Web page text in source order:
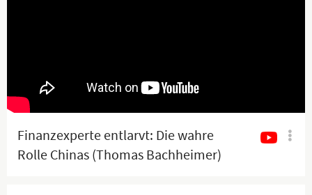
Finanzexperte entlarvt: Die wahre
Rolle Chinas (Thomas Bachheimer)